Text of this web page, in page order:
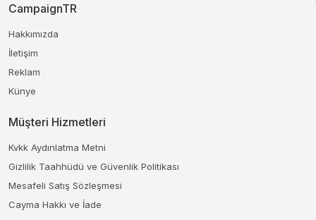
CampaignTR
Hakkımızda
İletişim
Reklam
Künye
Müşteri Hizmetleri
Kvkk Aydınlatma Metni
Gizlilik Taahhüdü ve Güvenlik Politikası
Mesafeli Satış Sözleşmesi
Cayma Hakkı ve İade